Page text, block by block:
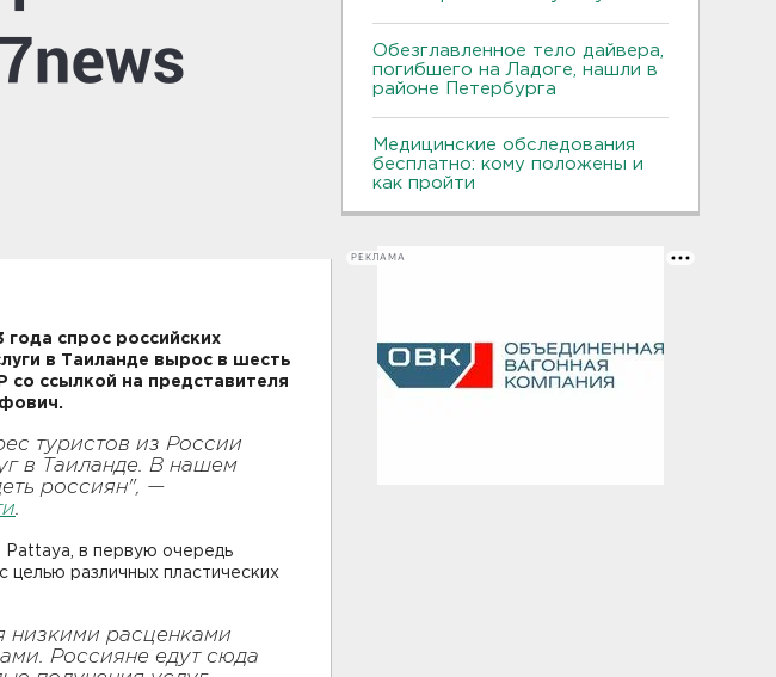
спрос российских
в Таиланде вырос в шесть
ссылкой на представителя
туристов из России
в Таиланде. В нашем
россиян", —
.
Pattaya, в первую очередь
целью различных пластических
низкими расценками
Россияне едут сюда
Обезглавленное тело дайвера,
погибшего на Ладоге, нашли в
районе Петербурга
Медицинские обследования
бесплатно: кому положены и
как пройти
РЕКЛАМА